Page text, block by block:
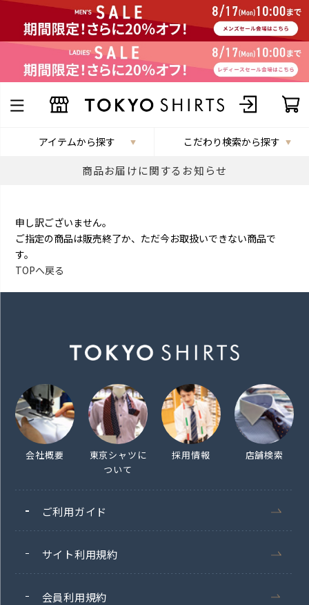
アイテムから探す こだわり検索から探す
商品お届けに関するお知らせ
申し訳ございません。
ご指定の商品は販売終了か、ただ今お取扱いできない商品で
す。
TOPへ戻る
会社概要
東京シャツに
ついて
採用情報 店舗検索
ご利用ガイド
サイト利用規約
会員利用規約